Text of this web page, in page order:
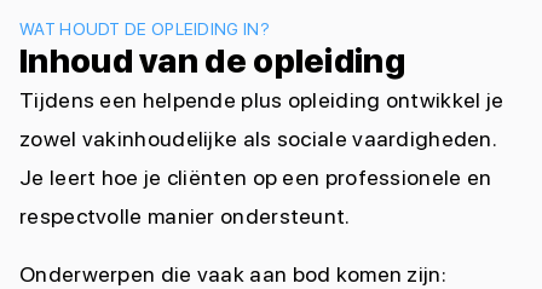
WAT HOUDT DE OPLEIDING IN?
Inhoud van de opleiding
Tijdens een helpende plus opleiding ontwikkel je
zowel vakinhoudelijke als sociale vaardigheden.
Je leert hoe je cliënten op een professionele en
respectvolle manier ondersteunt.
Onderwerpen die vaak aan bod komen zijn: